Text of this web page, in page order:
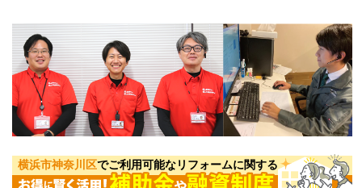
横浜市神奈川区でご利用可能なリフォームに関する